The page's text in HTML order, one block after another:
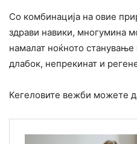
Со комбинација на овие
здрави навики, многумина
намалат ноќното
длабок, непрекинат и
Кегеловите вежби можете